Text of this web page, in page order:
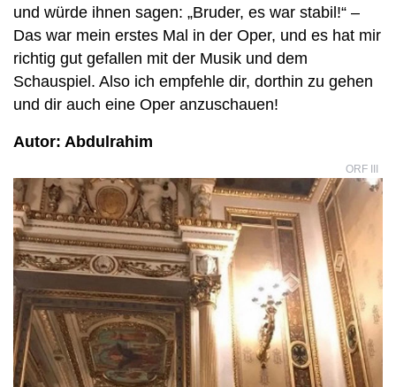
und würde ihnen sagen: „Bruder, es war stabil!“ –
Das war mein erstes Mal in der Oper, und es hat mir
richtig gut gefallen mit der Musik und dem
Schauspiel. Also ich empfehle dir, dorthin zu gehen
und dir auch eine Oper anzuschauen!
Autor: Abdulrahim
ORF III